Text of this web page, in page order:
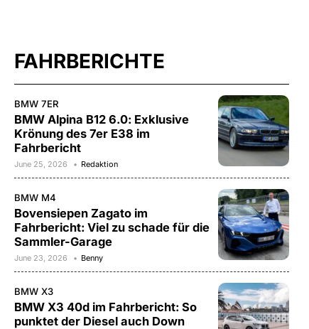
FAHRBERICHTE
BMW 7ER
BMW Alpina B12 6.0: Exklusive
Krönung des 7er E38 im
Fahrbericht
June 25, 2026 Redaktion
BMW M4
Bovensiepen Zagato im
Fahrbericht: Viel zu schade für die
Sammler-Garage
June 23, 2026 Benny
BMW X3
BMW X3 40d im Fahrbericht: So
punktet der Diesel auch Down